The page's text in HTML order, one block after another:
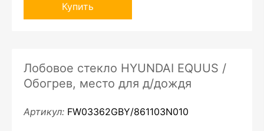
Купить
Лобовое стекло HYUNDAI EQUUS /
Обогрев, место для д/дождя
Артикул: FW03362GBY/861103N010